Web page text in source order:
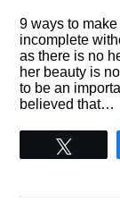
9 ways to
incomplete
as there is no
her beauty is
to be an
believed that…